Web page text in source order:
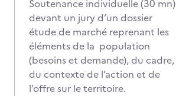
Soutenance individuelle (30 mn)
devant un jury d’un dossier
étude de marché reprenant les
éléments de la population
(besoins et demande), du cadre,
du contexte de l’action et de
l’offre sur le territoire.